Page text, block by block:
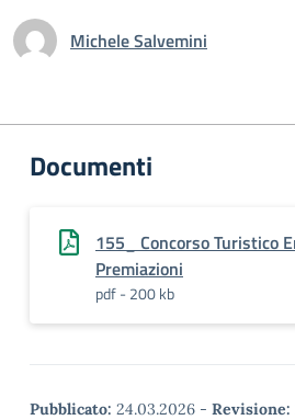
Michele Salvemini
Documenti
155_ Concorso Turistico
Premiazioni
pdf - 200 kb
Pubblicato: 24.03.2026 - Revisione: